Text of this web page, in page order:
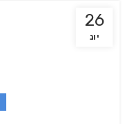
26
יונ